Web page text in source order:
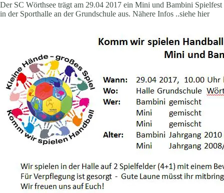
Der SC Wörthsee trägt am 29.04 2017 ein Mini und Bambini Spielfest
in der Sporthalle an der Grundschule aus. Nähere Infos ..siehe hier